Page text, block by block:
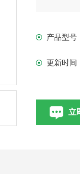
产品型号
更新时间
立